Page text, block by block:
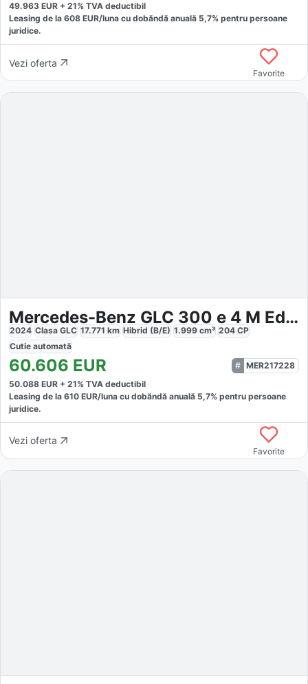
49.963 EUR + 21% TVA deductibil
Leasing de la 608 EUR/luna cu dobăndă anuală 5,7% pentru persoane
juridice.
Vezi oferta
Favorite
Mercedes-Benz GLC 300 e 4 M Edition Avantgarde Plus
2024 Clasa GLC 17.771 km Hibrid (B/E) 1.999 cm³ 204 CP
Cutie automată
60.606 EUR
MER217228
50.088 EUR + 21% TVA deductibil
Leasing de la 610 EUR/luna cu dobăndă anuală 5,7% pentru persoane
juridice.
Vezi oferta
Favorite